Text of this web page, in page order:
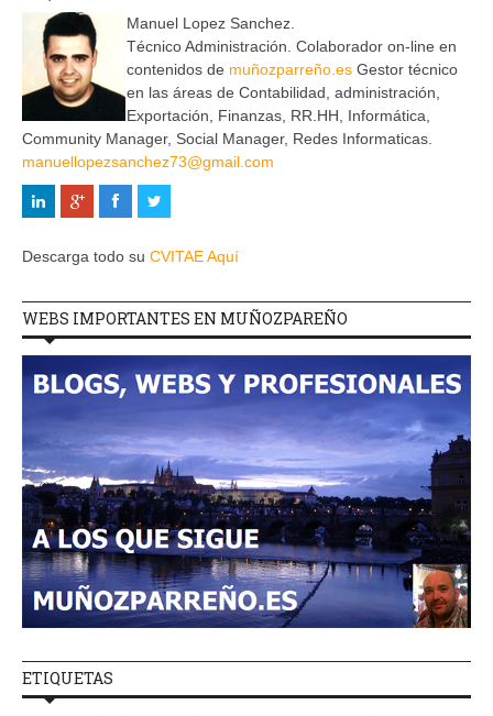
Manuel Lopez Sanchez.
Técnico Administración. Colaborador on-line en
contenidos de muñozparreño.es Gestor técnico
en las áreas de Contabilidad, administración,
Exportación, Finanzas, RR.HH, Informática,
Community Manager, Social Manager, Redes Informaticas.
manuellopezsanchez73@gmail.com
Descarga todo su CVITAE Aquí
WEBS IMPORTANTES EN MUÑOZPAREÑO
ETIQUETAS